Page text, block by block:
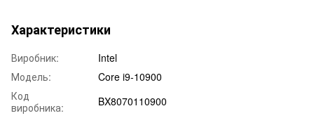
Характеристики
Виробник:
Intel
Модель:
Core i9-10900
Код
виробника:
BX8070110900